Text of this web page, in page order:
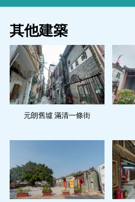
其他建築
閱讀更多
元朗舊墟 滿清一條街